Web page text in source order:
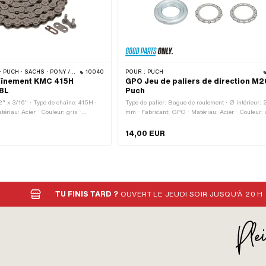
521 & 512) · ZÜNDAPP BELMONDO · TOMOS · BYE BIKE · ALPA CHOPPER / TURBO · CILO 10040
KMC 415H
x 3/16" · Type de chaîne: 415H ·
Acier · Couleur: gris ·
Type de cadenas à chaîne:
POUR : PUCH
GPO Jeu de paliers de direction
Puch
Type de palier: Bague de roulement · Ø intérieur:
mm · Fabricant: GPO · Matériau: Acier · Couleur:
extérieur: 41 mm · Type de filetage: MF26x1
14,00 EUR
TU FINIS TARD ? OUVERT LE JEUDI SOIR JUSQU'À 20 H